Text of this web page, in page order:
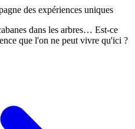
des expériences uniques
dans les arbres… Est-ce
que l'on ne peut vivre qu'ici ?